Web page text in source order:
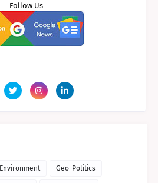
Follow Us
Environment Geo-Politics